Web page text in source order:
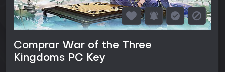
Comprar War of the Three
Kingdoms PC Key